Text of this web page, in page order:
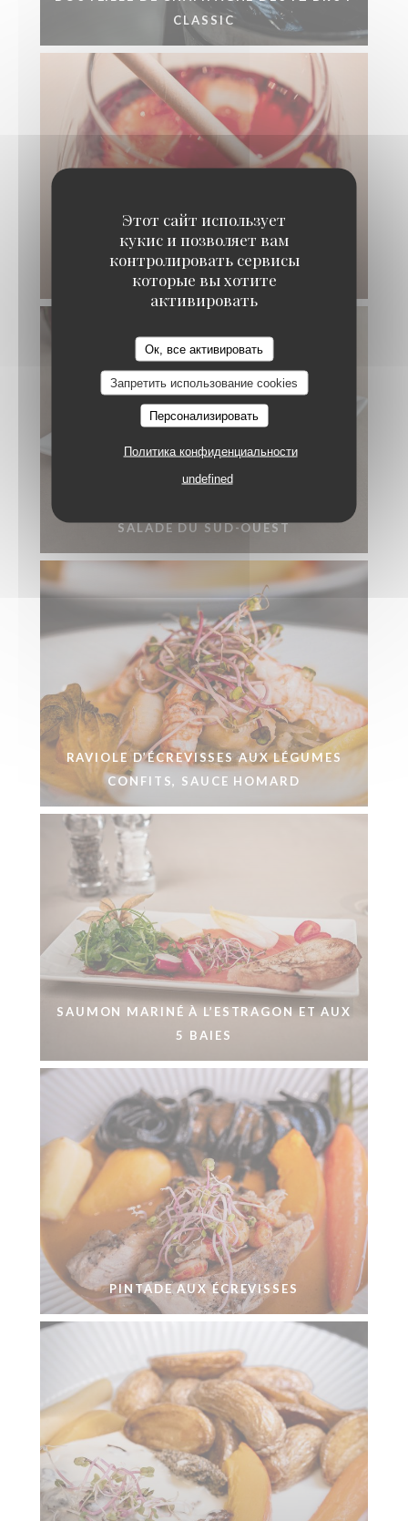
Этот сайт использует
кукис и позволяет вам
контролировать сервисы
которые вы хотите
активировать
Ок, все активировать
Запретить использование cookies
Персонализировать
Политика конфиденциальности
undefined
CLASSIC
AMÉRICANO MAISON
SALADE DU SUD-OUEST
RAVIOLE D’ÉCREVISSES AUX LÉGUMES
CONFITS, SAUCE HOMARD
SAUMON MARINÉ À L’ESTRAGON ET AUX
5 BAIES
PINTADE AUX ÉCREVISSES